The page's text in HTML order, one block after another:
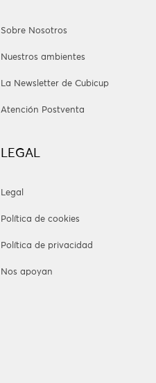
Sobre Nosotros
Nuestros ambientes
La Newsletter de Cubicup
Atención Postventa
LEGAL
Legal
Política de cookies
Política de privacidad
Nos apoyan